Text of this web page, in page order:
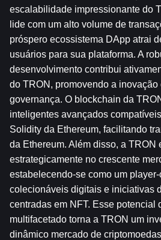
escalabilidade impressionante do
lide com um alto volume de
próspero ecossistema DApp atrai
usuários para sua plataforma. A
desenvolvimento contribui
do TRON, promovendo a inovação
governança. O blockchain da
inteligentes avançados
Solidity da Ethereum, facilitando
da Ethereum. Além disso, a TRON
estrategicamente no crescente
estabelecendo-se como um
colecionáveis ​​digitais e iniciativas
centradas em NFT. Esse potencial
multifacetado torna a TRON um
dinâmico mercado de